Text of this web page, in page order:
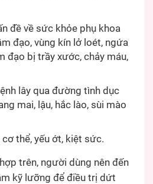
đề về sức khỏe phụ khoa
đạo, vùng kín lở loét, ngứa
đạo bị trầy xước, chảy máu,
lây qua đường tình dục
mai, lậu, hắc lào, sùi mào
thể, yếu ớt, kiệt sức.
trên, người dùng nên đến
kỹ lưỡng để điều trị dứt